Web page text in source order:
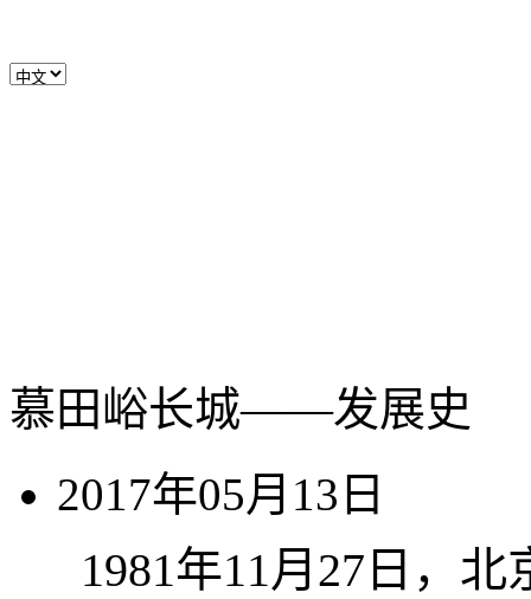
慕田峪长城——发展史
2017年05月13日
1981年11月27日，